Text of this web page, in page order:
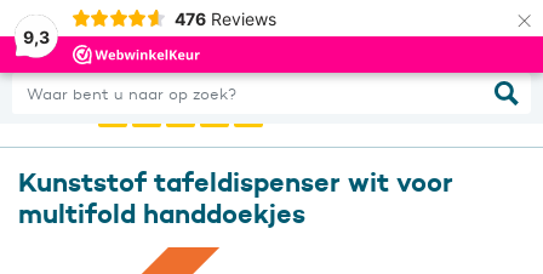
9,3
476 Reviews ×
Waar bent u naar op zoek?
0
Kunststof tafeldispenser wit voor
multifold handdoekjes